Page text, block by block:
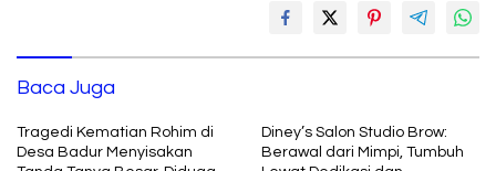
Baca Juga
Tragedi Kematian Rohim di
Desa Badur Menyisakan
Diney’s Salon Studio Brow:
Berawal dari Mimpi, Tumbuh